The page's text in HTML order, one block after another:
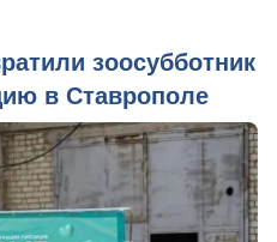
зоосубботник
в Ставрополе